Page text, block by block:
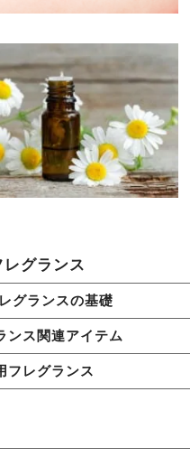
グランス
グランスの基礎
ンス関連アイテム
フレグランス